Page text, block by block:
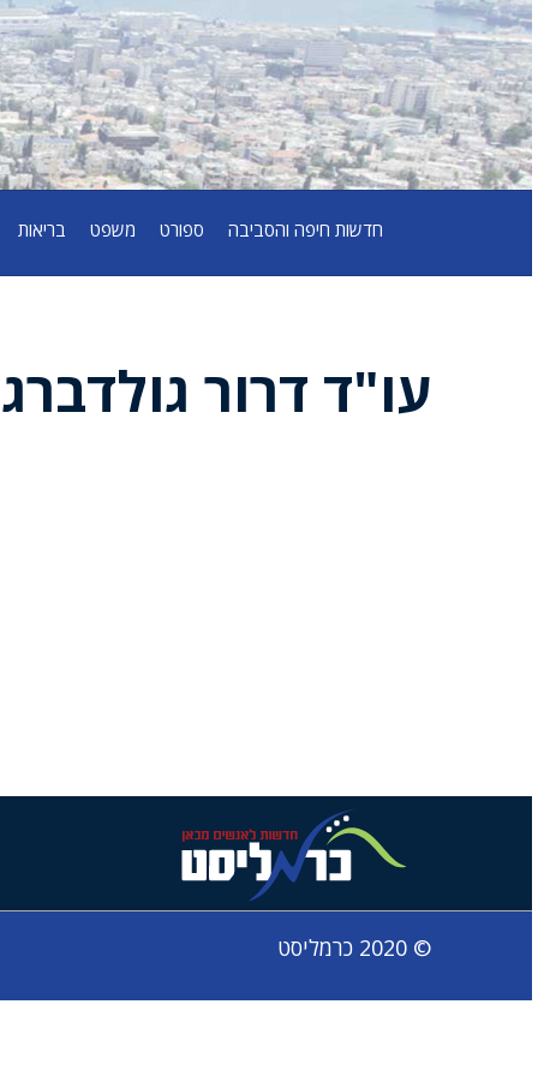
חדשות חיפה והסביבה ספורט משפט בריאות
עו"ד דרור גולדברג
© 2020 כרמליסט